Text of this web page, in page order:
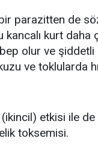
parazitten de
kancalı kurt daha
olur ve şiddetli
ve toklularda
etkisi ile
toksemisi.